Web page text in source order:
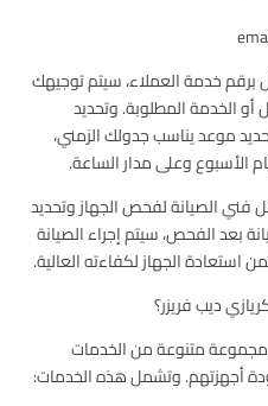
برقم خدمة العملاء، سيتم توجيهك
الخدمة المطلوبة. وتحديد
موعد يناسب جدولك الزمني،
الأسبوع وعلى مدار الساعة.
فني الصيانة لفحص الجهاز وتحديد
بعد الفحص، سيتم إجراء الصيانة
استعادة الجهاز لكفاءته العالية.
ديب فريزر؟
مجموعة متنوعة من الخدمات
أجهزتهم. وتشمل هذه الخدمات: